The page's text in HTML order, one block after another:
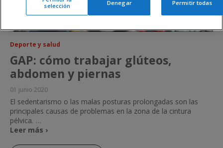
Deporte y salud
GAP: cómo trabajar glúteos,
abdomen y piernas
01 junio 2020
El sedentarismo o las malas posturas prolongadas son las
principales causas de problemas en la zona de la cintura
pélvica. …
Leer más ›
selección
Denegar Permitir todas